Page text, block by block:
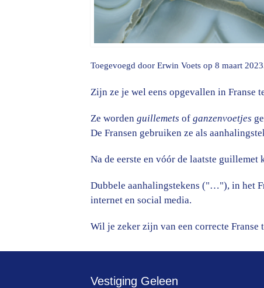
Toegevoegd door Erwin Voets op 8 maart
Zijn ze je wel eens opgevallen in
Ze worden guillemets of ganzenvoetjes
De Fransen gebruiken ze als
Na de eerste en vóór de laatste
Dubbele aanhalingstekens ("…"), in het
internet en social media.
Wil je zeker zijn van een correcte Franse
Vestiging Geleen